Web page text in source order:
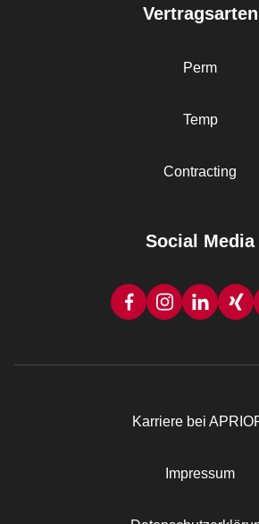
Vertragsarten
Perm
Temp
Contracting
Social Media
Karriere bei
Impressum